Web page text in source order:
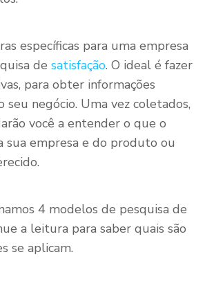
específicas para uma empresa
de satisfação. O ideal é fazer
para obter informações
seu negócio. Uma vez coletados,
você a entender o que o
sua empresa e do produto ou
4 modelos de pesquisa de
a leitura para saber quais são
se aplicam.